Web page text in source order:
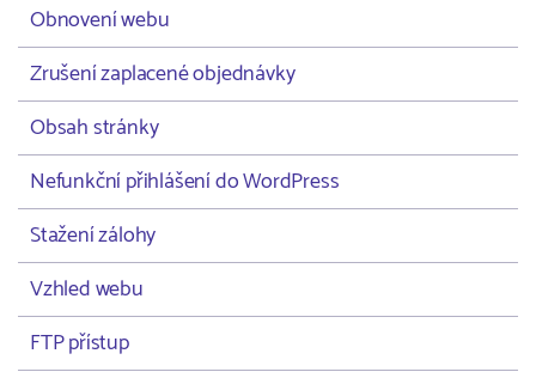
Obnovení webu
Zrušení zaplacené objednávky
Obsah stránky
Nefunkční přihlášení do WordPress
Stažení zálohy
Vzhled webu
FTP přístup